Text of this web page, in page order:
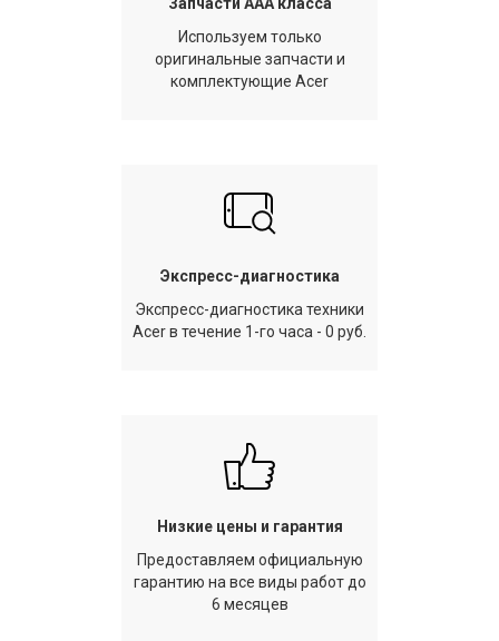
Используем только
оригинальные запчасти и
комплектующие Acer
Экспресс-диагностика
Экспресс-диагностика техники
Acer в течение 1-го часа - 0 руб.
Низкие цены и гарантия
Предоставляем официальную
гарантию на все виды работ до
6 месяцев